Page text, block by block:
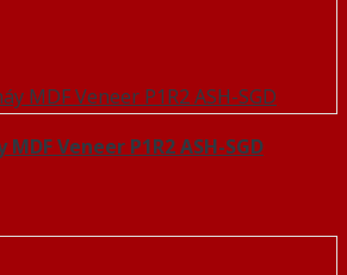
Veneer P1R2 ASH-SGD